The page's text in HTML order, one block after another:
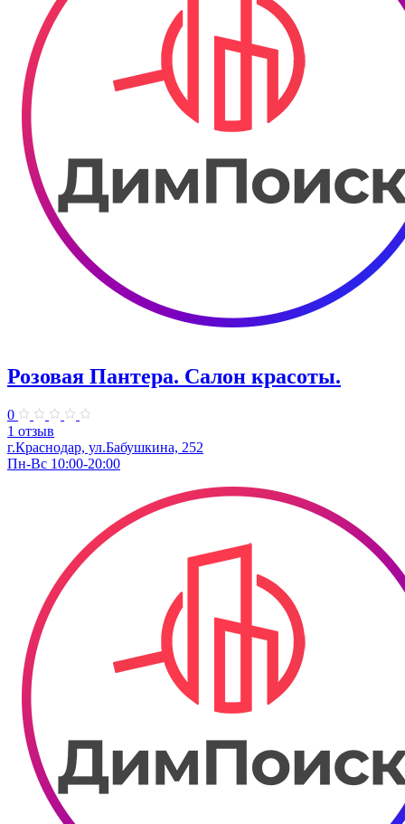
Розовая Пантера. Салон красоты.
0
1 отзыв
г.Краснодар, ул.Бабушкина, 252
Пн-Вс 10:00-20:00